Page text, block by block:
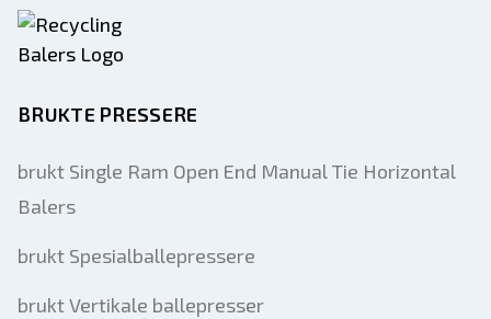
BRUKTE PRESSERE
brukt Single Ram Open End Manual Tie Horizontal
Balers
brukt Spesialballepressere
brukt Vertikale ballepresser